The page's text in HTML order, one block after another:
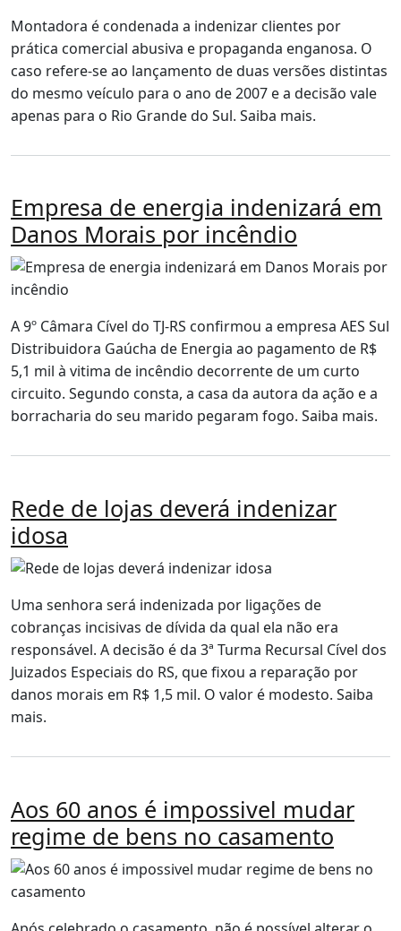
Montadora é condenada a indenizar clientes por
prática comercial abusiva e propaganda enganosa. O
caso refere-se ao lançamento de duas versões distintas
do mesmo veículo para o ano de 2007 e a decisão vale
apenas para o Rio Grande do Sul. Saiba mais.
Empresa de energia indenizará em
Danos Morais por incêndio
A 9º Câmara Cível do TJ-RS confirmou a empresa AES Sul
Distribuidora Gaúcha de Energia ao pagamento de R$
5,1 mil à vitima de incêndio decorrente de um curto
circuito. Segundo consta, a casa da autora da ação e a
borracharia do seu marido pegaram fogo. Saiba mais.
Rede de lojas deverá indenizar
idosa
Uma senhora será indenizada por ligações de
cobranças incisivas de dívida da qual ela não era
responsável. A decisão é da 3ª Turma Recursal Cível dos
Juizados Especiais do RS, que fixou a reparação por
danos morais em R$ 1,5 mil. O valor é modesto. Saiba
mais.
Aos 60 anos é impossivel mudar
regime de bens no casamento